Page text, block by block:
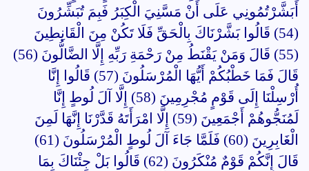
أَبَشَّرْتُمُونِي عَلَى أَنْ مَسَّنِيَ الْكِبَرُ فَبِمَ تُبَشِّرُونَ
(54) قَالُوا بَشَّرْنَاكَ بِالْحَقِّ فَلَا تَكُنْ مِنَ الْقَانِطِينَ
(55) قَالَ وَمَنْ يَقْنَطُ مِنْ رَحْمَةِ رَبِّهِ إِلَّا الضَّالُّونَ (56)
قَالَ فَمَا خَطْبُكُمْ أَيُّهَا الْمُرْسَلُونَ (57) قَالُوا إِنَّا
أُرْسِلْنَا إِلَى قَوْمٍ مُجْرِمِينَ (58) إِلَّا آلَ لُوطٍ إِنَّا
لَمُنَجُّوهُمْ أَجْمَعِينَ (59) إِلَّا امْرَأَتَهُ قَدَّرْنَا إِنَّهَا لَمِنَ
الْغَابِرِينَ (60) فَلَمَّا جَاءَ آلَ لُوطٍ الْمُرْسَلُونَ (61)
قَالَ إِنَّكُمْ قَوْمٌ مُنْكَرُونَ (62) قَالُوا بَلْ جِئْنَاكَ بِمَا